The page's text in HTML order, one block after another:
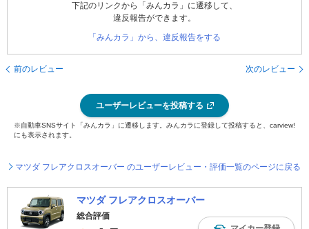
下記のリンクから「みんカラ」に遷移して、
違反報告ができます。
「みんカラ」から、違反報告をする
前のレビュー 次のレビュー
ユーザーレビューを投稿する
※自動車SNSサイト「みんカラ」に遷移します。みんカラに登録して投稿すると、carview!
にも表示されます。
マツダ フレアクロスオーバー のユーザーレビュー・評価一覧のページに戻る
マツダ フレアクロスオーバー
総合評価